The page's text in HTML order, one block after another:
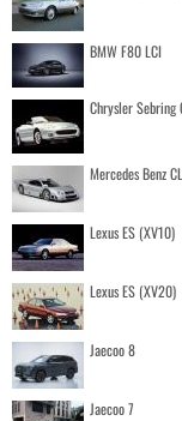
BMW F80 LCI
Chrysler Sebring
Mercedes Benz
Lexus ES (XV10)
Lexus ES (XV20)
Jaecoo 8
Jaecoo 7